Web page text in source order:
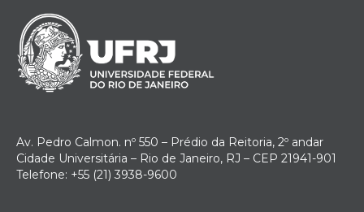
Av. Pedro Calmon. nº 550 – Prédio da Reitoria, 2º andar
Cidade Universitária – Rio de Janeiro, RJ – CEP 21941-901
Telefone: +55 (21) 3938-9600